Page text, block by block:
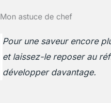
Mon astuce de chef
Pour une saveur encore
et laissez-le reposer au
développer davantage.